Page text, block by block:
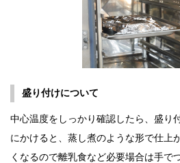
盛り付けについて
中心温度をしっかり確認したら、盛り
にかけると、蒸し煮のような形で仕上
くなるので離乳食など必要場合は手で